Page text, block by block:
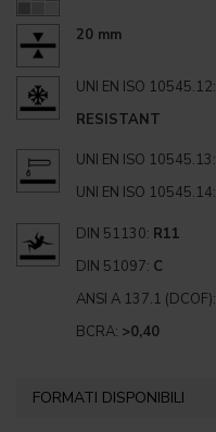
20 mm
UNI EN ISO 10545.12:
RESISTANT
UNI EN ISO 10545.13:
UNI EN ISO 10545.14:
DIN 51130: R11
DIN 51097: C
ANSI A 137.1 (DCOF):
BCRA: >0,40
FORMATI DISPONIBILI